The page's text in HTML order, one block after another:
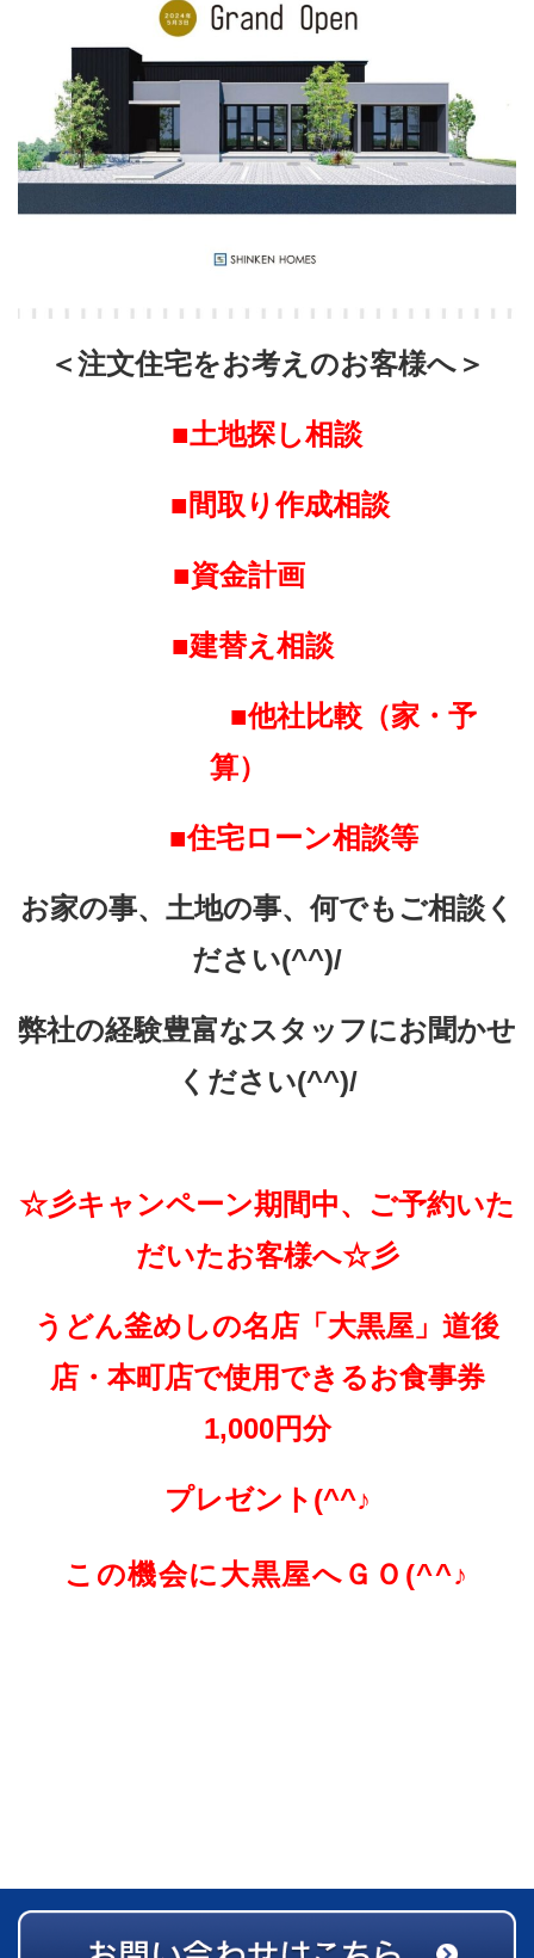
＜注文住宅をお考えのお客様へ＞
■土地探し相談
■間取り作成相談
■資金計画
■建替え相談
■他社比較（家・予
算）
■住宅ローン相談等
お家の事、土地の事、何でもご相談く
ださい(^^)/
弊社の経験豊富なスタッフにお聞かせ
ください(^^)/
☆彡キャンペーン期間中、ご予約いた
だいたお客様へ☆彡
うどん釜めしの名店「大黒屋」道後
店・本町店で使用できるお食事券
1,000円分
プレゼント(^^♪
この機会に大黒屋へＧＯ(^^♪